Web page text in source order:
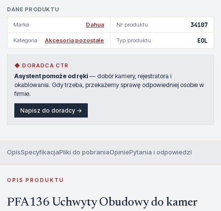
DANE PRODUKTU
Marka Dahua Nr produktu 34107
Kategoria Akcesoria pozostałe Typ produktu EOL
◆ DORADCA CTR
Asystent pomoże od ręki — dobór kamery, rejestratora i
okablowania. Gdy trzeba, przekażemy sprawę odpowiedniej osobie w
firmie.
Napisz do doradcy →
OpisSpecyfikacjaPliki do pobraniaOpiniePytania i odpowiedzi
OPIS PRODUKTU
PFA136 Uchwyty Obudowy do kamer